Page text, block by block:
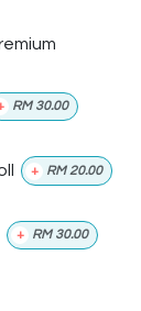
RM 30.00
+ RM 20.00
+ RM 30.00